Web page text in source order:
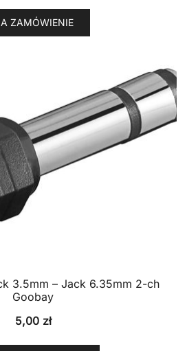
ZAMÓWIENIE
3.5mm – Jack 6.35mm 2-ch
Goobay
5,00 zł